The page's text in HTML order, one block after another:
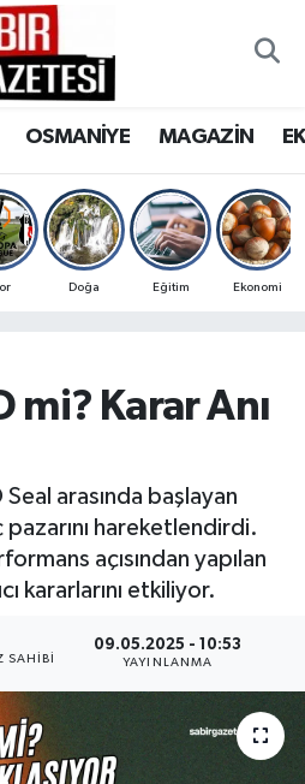
OSMANİYE MAGAZİN
Doğa Eğitim Ekonomi
mi? Karar Anı
arasında başlayan
hareketlendirdi.
açısından yapılan
kararlarını etkiliyor.
SAHIBI
09.05.2025 - 10:53
YAYINLANMA
Eczaneler
Haritası
ve Fikstür